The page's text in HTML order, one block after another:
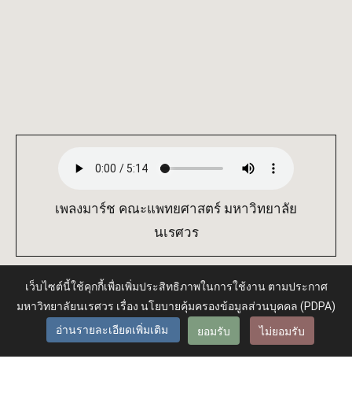
เว็บไซต์นี้ใช้คุกกี้เพื่อเพิ่มประสิทธิภาพในการใช้งาน ตามประกาศ
มหาวิทยาลัยนเรศวร เรื่อง นโยบายคุ้มครองข้อมูลส่วนบุคคล (PDPA)
อ่านรายละเอียดเพิ่มเติม
ยอมรับ ไม่ยอมรับ
เพลงมาร์ช คณะแพทยศาสตร์ มหาวิทยาลัย
นเรศวร
Administrator